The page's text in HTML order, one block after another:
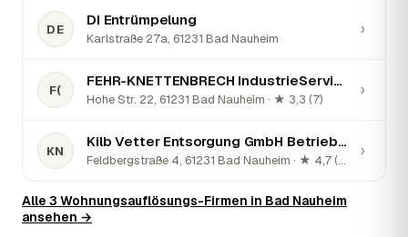
DE
DI Entrümpelung
Karlstraße 27a, 61231 Bad Nauheim
›
F(
FEHR-KNETTENBRECH IndustrieService GmbH & Co. KG (Containerdienst-Abfallentsorgung-Recycling)
Hohe Str. 22, 61231 Bad Nauheim · ★ 3,3 (7)
›
KN
Kilb Vetter Entsorgung GmbH Betrieb Bad Nauheim
Feldbergstraße 4, 61231 Bad Nauheim · ★ 4,7 (58)
›
Alle 3 Wohnungsauflösungs-Firmen in Bad Nauheim
ansehen →